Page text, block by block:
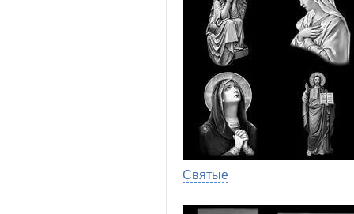
Святые